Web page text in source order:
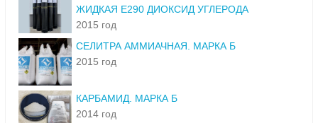
ЖИДКАЯ Е290 ДИОКСИД УГЛЕРОДА
2015 год
СЕЛИТРА АММИАЧНАЯ. МАРКА Б
2015 год
КАРБАМИД. МАРКА Б
2014 год